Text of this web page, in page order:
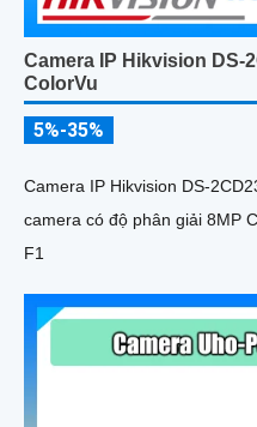
Camera IP Hikvision DS-
ColorVu
5%-35%
Camera IP Hikvision DS-
camera có độ phân giải 8MP
F1